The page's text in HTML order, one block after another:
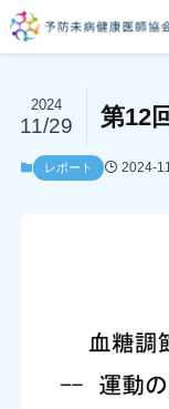
第12
2024
11/29
レポート 2024-